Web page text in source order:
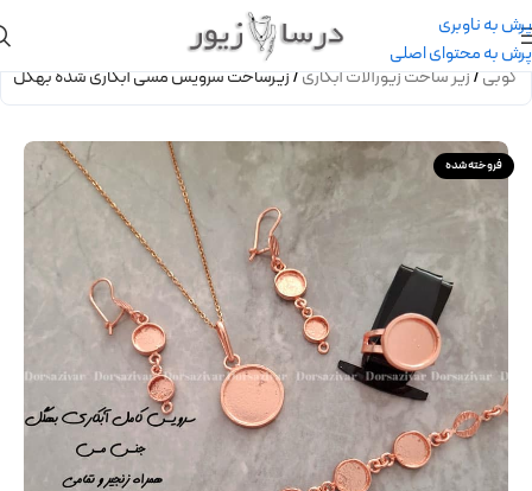
پرش به ناوبری
پرش به محتوای اصلی
کوبی/زیر ساخت زیورآلات آبکاری/زیرساخت سرویس مسی آبکاری شده بهگل
فروخته شده